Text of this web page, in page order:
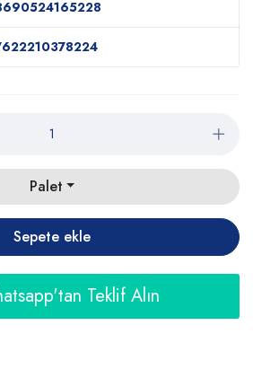
Palet
Sepete ekle
Teklif Alın